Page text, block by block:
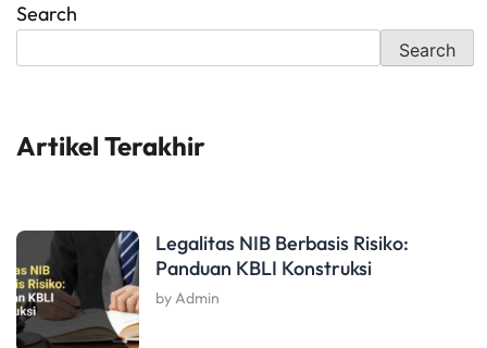
Search
Search
Artikel Terakhir
Legalitas NIB Berbasis Risiko:
Panduan KBLI Konstruksi
by Admin